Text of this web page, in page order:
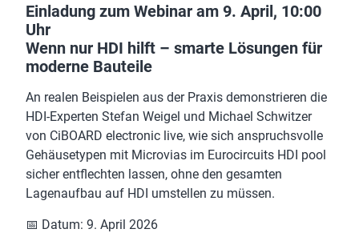
Einladung zum Webinar am 9. April, 10:00
Uhr
Wenn nur HDI hilft – smarte Lösungen für
moderne Bauteile
An realen Beispielen aus der Praxis demonstrieren die
HDI-Experten Stefan Weigel und Michael Schwitzer
von CiBOARD electronic live, wie sich anspruchsvolle
Gehäusetypen mit Microvias im Eurocircuits HDI pool
sicher entflechten lassen, ohne den gesamten
Lagenaufbau auf HDI umstellen zu müssen.
📅 Datum: 9. April 2026